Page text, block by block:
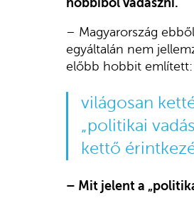
– Magyarország
egyáltalán nem
előbb hobbit
világosan
„politikai
kettő
– Mit jelent a